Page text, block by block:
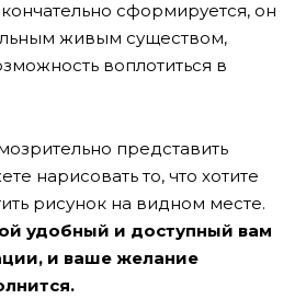
сформируется, он
живым существом,
воплотиться в
представить
нарисовать то, что хотите
рисунок на видном месте.
удобный и доступный вам
и ваше желание